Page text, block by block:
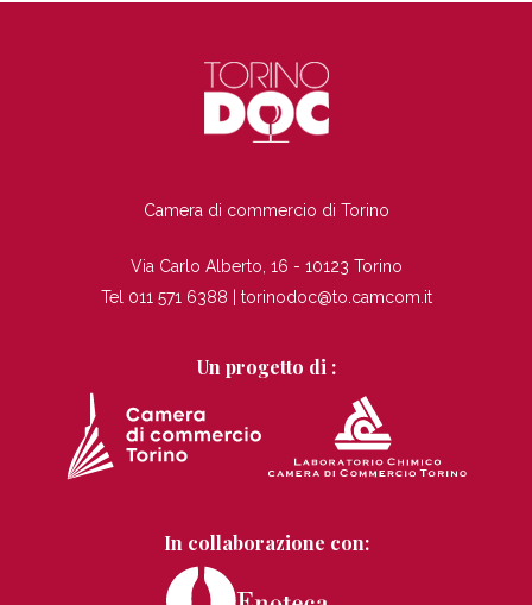
Camera di commercio di Torino
Via Carlo Alberto, 16 - 10123 Torino
Tel 011 571 6388 | torinodoc@to.camcom.it
Un progetto di :
In collaborazione con: